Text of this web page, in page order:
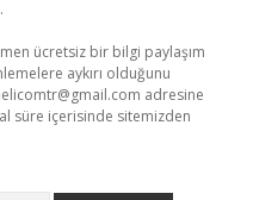
ücretsiz bir bilgi paylaşım
aykırı olduğunu
adresine
süre içerisinde sitemizden